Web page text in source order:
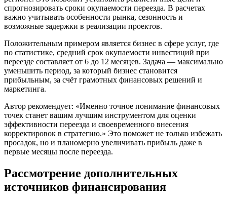
спрогнозировать сроки окупаемости переезда. В расчетах
важно учитывать особенности рынка, сезонность и
возможные задержки в реализации проектов.
Положительным примером является бизнес в сфере услуг, где
по статистике, средний срок окупаемости инвестиций при
переезде составляет от 6 до 12 месяцев. Задача — максимально
уменьшить период, за который бизнес становится
прибыльным, за счёт грамотных финансовых решений и
маркетинга.
Автор рекомендует: «Именно точное понимание финансовых
точек станет вашим лучшим инструментом для оценки
эффективности переезда и своевременного внесения
корректировок в стратегию.» Это поможет не только избежать
просадок, но и планомерно увеличивать прибыль даже в
первые месяцы после переезда.
Рассмотрение дополнительных
источников финансирования